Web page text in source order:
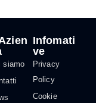
siamo
Infomati
ve
Privacy
Policy
Cookie